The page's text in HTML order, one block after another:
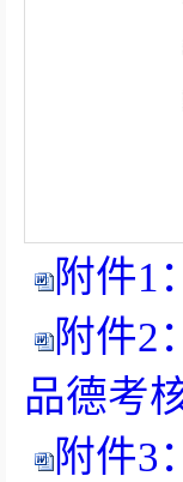
附件1
附件2
品德考
附件3